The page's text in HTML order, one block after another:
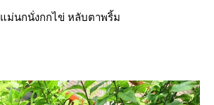
ม่นกนั่งกกไข่ หลับตาพริ้ม